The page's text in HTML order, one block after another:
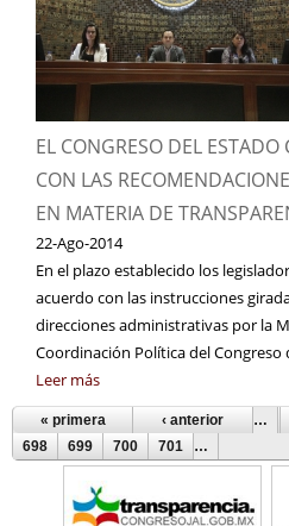
EL CONGRESO DEL
CON LAS
EN MATERIA DE
22-Ago-2014
En el plazo establecido los
acuerdo con las instrucciones
direcciones administrativas por la
Coordinación Política del Congreso
Leer más
Páginas
« primera ‹ anterior …
698
699 700 701 …